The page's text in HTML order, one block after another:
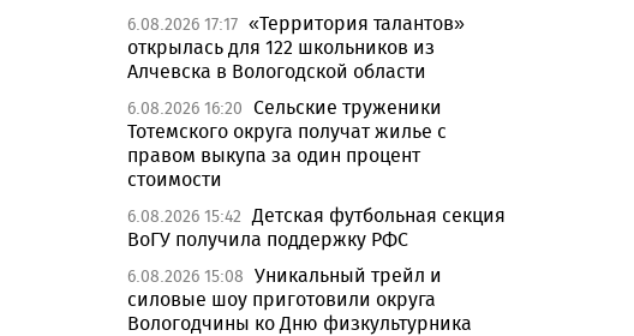
6.08.2026 17:17 «Территория талантов»
открылась для 122 школьников из
Алчевска в Вологодской области
6.08.2026 16:20 Сельские труженики
Тотемского округа получат жилье с
правом выкупа за один процент
стоимости
6.08.2026 15:42 Детская футбольная секция
ВоГУ получила поддержку РФС
6.08.2026 15:08 Уникальный трейл и
силовые шоу приготовили округа
Вологодчины ко Дню физкультурника